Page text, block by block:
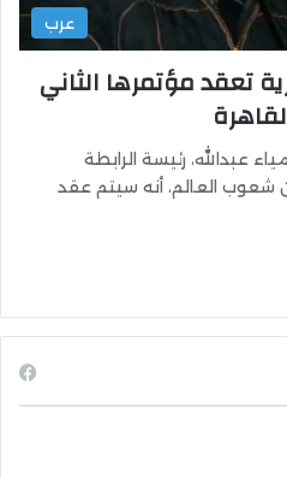
عرب
تعقد مؤتمرها الثاني
عبدالله، رئيسة الرابطة
شعوب العالم، أنه سيتم عقد